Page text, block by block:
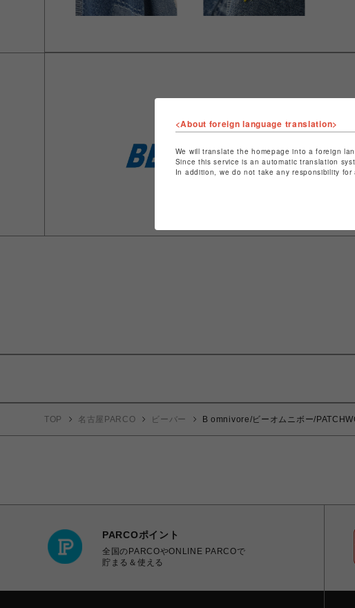
ショップ名
特定商取
ショップ
TOP 名古屋PARCO ビーバー B omnivore/ビーオムニボー/
PARCOポイント
全国のPARCOやONLINE PARCOで
貯まる＆使える
<About foreign language translation>
We will translate the homepage into a foreign
Since this service is an automatic translation
In addition, we do not take any responsibility